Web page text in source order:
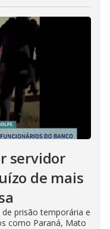
servidor
de mais
prisão temporária e
como Paraná, Mato